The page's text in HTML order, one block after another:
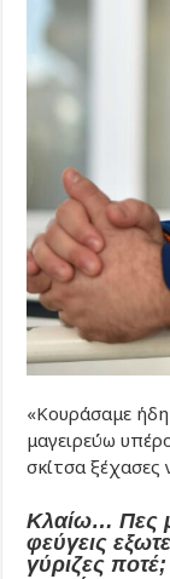
«Κουράσαμε
μαγειρεύω
σκίτσα
Κλαίω… Πες
φεύγεις
γύριζες